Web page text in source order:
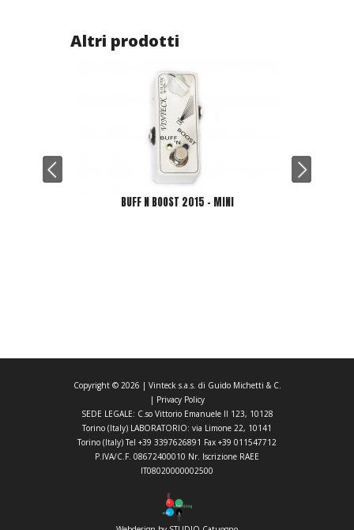
Altri prodotti
BUFF N BOOST 2015 - MINI
Copyright © 2026 | Vinteck s.a.s. di Guido Michetti & C.
| Privacy Policy
SEDE LEGALE: C.so Vittorio Emanuele II 123, 10128
Torino (Italy) LABORATORIO: via Limone 22, 10141
Torino (Italy) Tel +39 3397626891 Fax +39 011547712
P.IVA/C.F. 08672400010 Nr. Iscrizione RAEE
IT08020000002500